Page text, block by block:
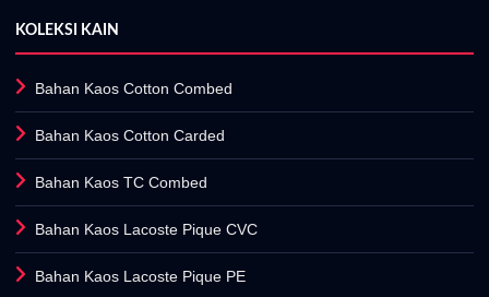
KOLEKSI KAIN
Bahan Kaos Cotton Combed
Bahan Kaos Cotton Carded
Bahan Kaos TC Combed
Bahan Kaos Lacoste Pique CVC
Bahan Kaos Lacoste Pique PE